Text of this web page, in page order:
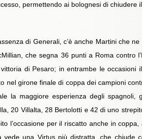
permettendo ai bolognesi di chiudere
di Generali, c’è anche Martini che
che segna 36 punti a Roma contro
di Pesaro; in entrambe le occasioni
nel girone finale di coppa dei campioni
la maggiore esperienza degli spagnoli,
20 Villalta, 28 Bertolotti e 42 di uno
l’occasione per il riscatto anche in coppa,
una Virtus più distratta, che chiude